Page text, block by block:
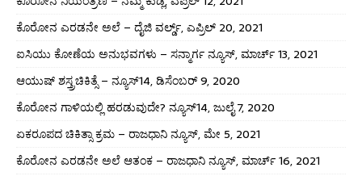
ಕೊರೋನ ಎರಡನೇ ಅಲೆ – ದೈಜಿ ವರ್ಲ್ಡ್, ಎಪ್ರಿಲ್ 20, 2021
ಐಸಿಯು ಕೋಣೆಯ ಅನುಭವಗಳು – ಸನ್ಮಾರ್ಗ ನ್ಯೂಸ್, ಮಾರ್ಚ್ 13, 2021
ಆಯುಷ್ ಶಸ್ತ್ರಚಿಕಿತ್ಸೆ – ನ್ಯೂಸ್14, ಡಿಸೆಂಬರ್ 9, 2020
ಕೊರೋನ ಗಾಳಿಯಲ್ಲಿ ಹರಡುವುದೇ? ನ್ಯೂಸ್14, ಜುಲೈ 7, 2020
ಏಕರೂಪದ ಚಿಕಿತ್ಸಾ ಕ್ರಮ – ರಾಜಧಾನಿ ನ್ಯೂಸ್, ಮೇ 5, 2021
ಕೊರೋನ ಎರಡನೇ ಅಲೆ ಆತಂಕ – ರಾಜಧಾನಿ ನ್ಯೂಸ್, ಮಾರ್ಚ್ 16, 2021